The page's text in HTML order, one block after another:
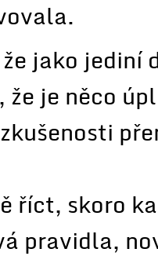
jako jediní
je něco
říct, skoro
pravidla,